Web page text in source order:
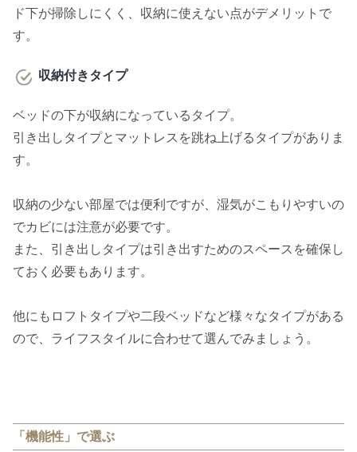
ド下が掃除しにくく、収納に使えない点がデメリットで
す。
収納付きタイプ
ベッドの下が収納になっているタイプ。
引き出しタイプとマットレスを跳ね上げるタイプがありま
す。
収納の少ない部屋では便利ですが、湿気がこもりやすいの
でカビには注意が必要です。
また、引き出しタイプは引き出すためのスペースを確保し
ておく必要もあります。
他にもロフトタイプや二段ベッドなど様々なタイプがある
ので、ライフスタイルに合わせて選んでみましょう。
「機能性」で選ぶ